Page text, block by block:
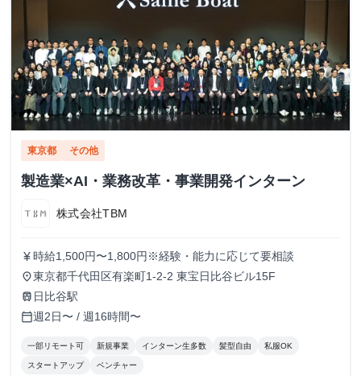
東京都 その他
製造業×AI・業務改革・事業開発インターン
株式会社TBM
currency_yen 時給1,500円〜1,800円※経験・能力に応じて要相談
place東京都千代田区有楽町1-2-2 東宝日比谷ビル15F
train 日比谷駅
calendar_today週2日〜 / 週16時間〜
一部リモート可 新規事業 インターン生多数 髪型自由 私服OK
スタートアップ ベンチャー